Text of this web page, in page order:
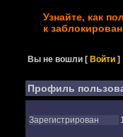
Узнайте, как
к
Вы не вошли [Войти ]
Профиль
Зарегистрирован